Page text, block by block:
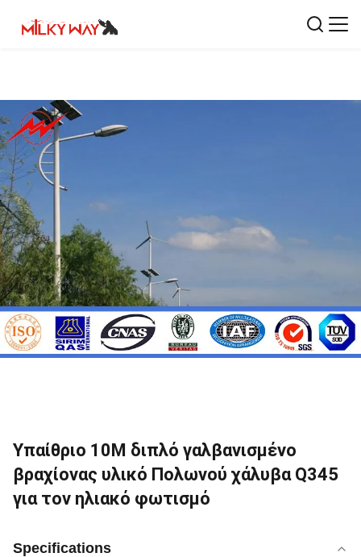
Υπαίθριο 10M διπλό γαλβανισμένο
βραχίονας υλικό Πολωνού χάλυβα Q345
για τον ηλιακό φωτισμό
Specifications